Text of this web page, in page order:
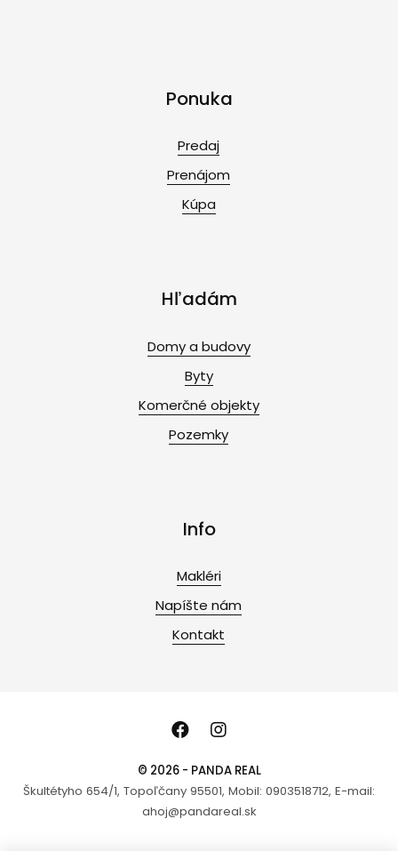
Ponuka
Predaj
Prenájom
Kúpa
Hľadám
Domy a budovy
Byty
Komerčné objekty
Pozemky
Info
Makléri
Napíšte nám
Kontakt
© 2026 - PANDA REAL
Škultétyho 654/1, Topoľčany 95501, Mobil: 0903518712, E-mail:
ahoj@pandareal.sk